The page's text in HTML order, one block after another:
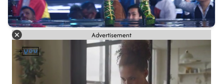
Advertisement